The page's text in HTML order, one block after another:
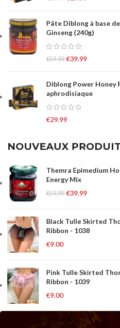
Pâte Diblong à base
Ginseng (240g)
€59.99 €39.99
Diblong Power Honey
aphrodisiaque
€29.99
NOUVEAUX
Themra Epimedium
Energy Mix
€59.99 €39.99
Black Tulle Skirted
Ribbon - 1038
€9.00
Pink Tulle Skirted
Ribbon - 1039
€9.00